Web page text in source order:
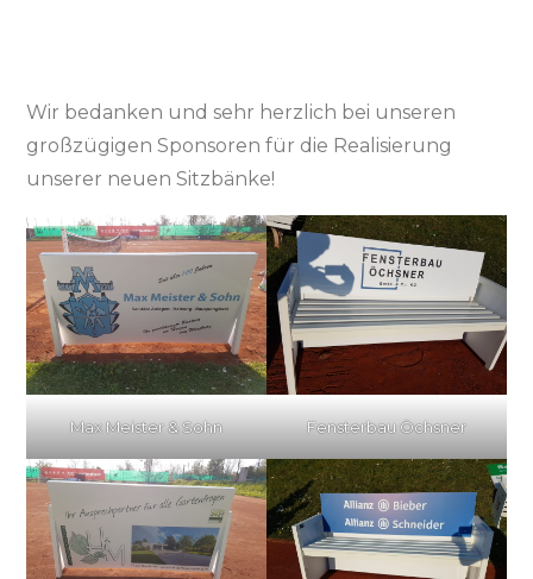
Wir bedanken und sehr herzlich bei unseren
großzügigen Sponsoren für die Realisierung
unserer neuen Sitzbänke!
Max Meister & Sohn Fensterbau Öchsner